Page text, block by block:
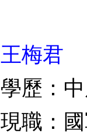
王梅君
學歷：
現職：